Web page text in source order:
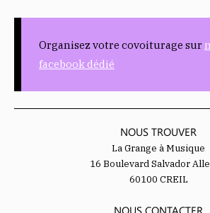
Organisez votre covoiturage sur
facebook dédié
NOUS TROUVER
La Grange à Musique
16 Boulevard Salvador
60100 CREIL
NOUS CONTACTER